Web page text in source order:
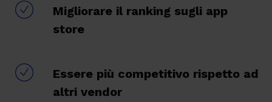
Migliorare il ranking sugli app
store
Essere più competitivo rispetto ad
altri vendor